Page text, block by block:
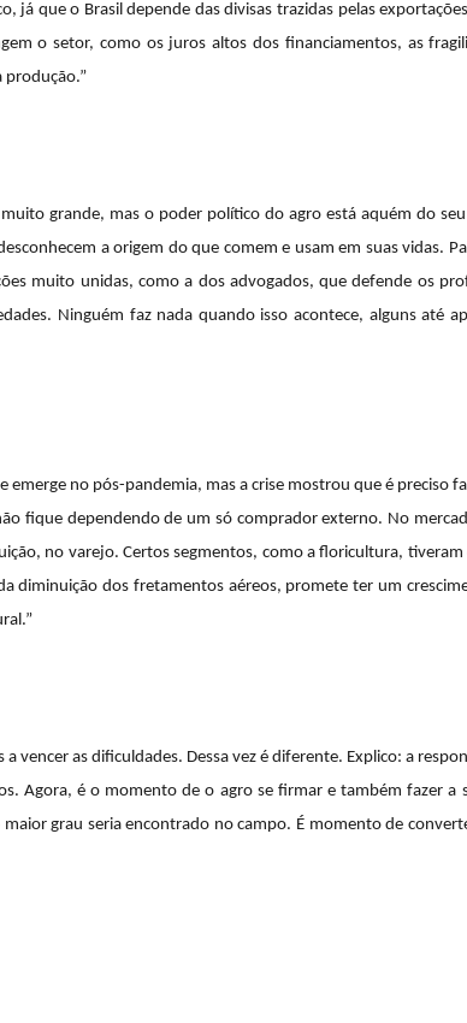
já que o Brasil depende das divisas trazidas pelas
o setor, como os juros altos dos financiamentos, as
produção.”
grande, mas o poder político do agro está aquém do
a origem do que comem e usam em suas vidas.
muito unidas, como a dos advogados, que defende os
Ninguém faz nada quando isso acontece, alguns até
emerge no pós-pandemia, mas a crise mostrou que é preciso
fique dependendo de um só comprador externo. No
no varejo. Certos segmentos, como a floricultura,
diminuição dos fretamentos aéreos, promete ter um
a vencer as dificuldades. Dessa vez é diferente. Explico: a
Agora, é o momento de o agro se firmar e também fazer
grau seria encontrado no campo. É momento de